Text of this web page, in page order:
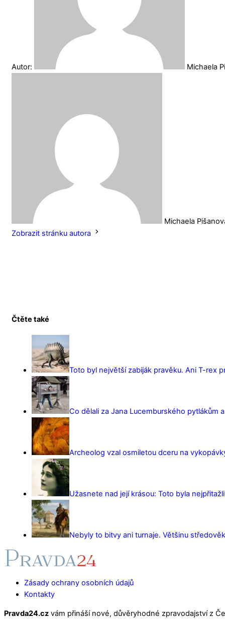
Autor: Michaela
Michaela
Zobrazit stránku autora
Čtěte také
Toto byl největší zabiják pravěku. Ani T-rex
Co dělali za Jana Lucemburského pytlákům
Archeolog vzal osmiletou dceru na
Užasnete nad její krásou: Toto byla
Nebyly to bitvy ani turnaje. Většinu
Zásady ochrany osobních údajů
Kontakty
Pravda24.cz vám přináší nové, důvěryhodné zpravodajství z